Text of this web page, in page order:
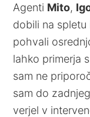
Agenti Mito,
dobili na
pohvali
lahko primerja
sam ne
sam do
verjel v